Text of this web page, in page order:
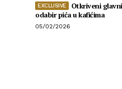
Otkriveni
odabir pića u kafićima
05/02/2026